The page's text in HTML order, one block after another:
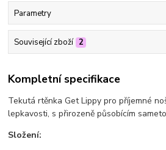
Parametry
Související zboží 2
Kompletní specifikace
Tekutá rtěnka Get Lippy pro příjemné
lepkavosti, s přirozeně působícím
Složení: